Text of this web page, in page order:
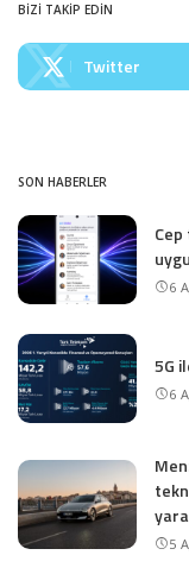
BİZİ TAKİP EDİN
Twitter
SON HABERLER
6
5G
6
5